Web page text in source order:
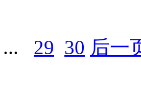
... 29 30 后一